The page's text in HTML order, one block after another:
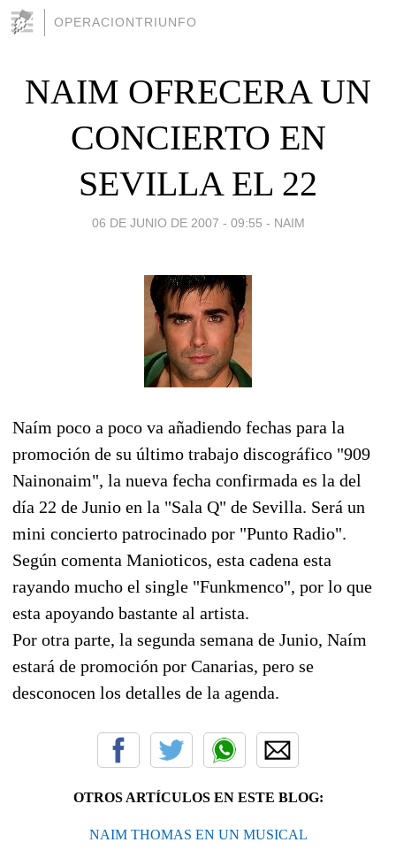
OPERACIONTRIUNFO
NAIM OFRECERA UN
CONCIERTO EN
SEVILLA EL 22
06 DE JUNIO DE 2007 - 09:55 - NAIM
Naím poco a poco va añadiendo fechas para la
promoción de su último trabajo discográfico "909
Nainonaim", la nueva fecha confirmada es la del
día 22 de Junio en la "Sala Q" de Sevilla. Será un
mini concierto patrocinado por "Punto Radio".
Según comenta Manioticos, esta cadena esta
rayando mucho el single "Funkmenco", por lo que
esta apoyando bastante al artista.
Por otra parte, la segunda semana de Junio, Naím
estará de promoción por Canarias, pero se
desconocen los detalles de la agenda.
OTROS ARTÍCULOS EN ESTE BLOG:
NAIM THOMAS EN UN MUSICAL